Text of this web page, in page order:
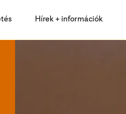
Hírek + információk